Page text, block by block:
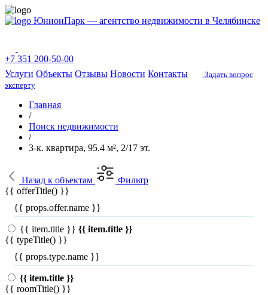
ЮнионПарк — агентство недвижимости в Челябинске
+7 351 200-50-00
Услуги Объекты Отзывы Новости Контакты
Задать вопрос
эксперту
Главная
/
Поиск недвижимости
/
3-к. квартира, 95.4 м², 2/17 эт.
Назад к объектам
Фильтр
{{ offerTitle() }}
{{ props.offer.name }}
{{ item.title }} {{ item.title }}
{{ typeTitle() }}
{{ props.type.name }}
{{ item.title }}
{{ roomTitle() }}